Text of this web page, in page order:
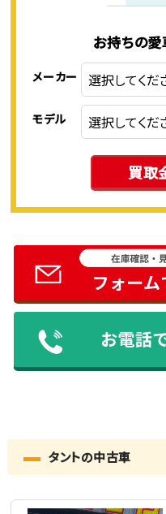
お持ちの愛
メーカー
モデル
買取
タントの中古車